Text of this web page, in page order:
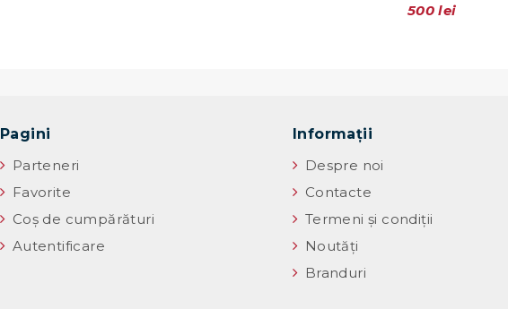
500 lei
Pagini
Parteneri
Favorite
Coș de cumpărături
Autentificare
Informaţii
Despre noi
Contacte
Termeni și condiții
Noutăţi
Branduri